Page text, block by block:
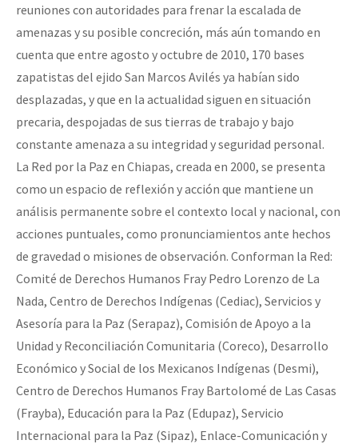
reuniones con autoridades para frenar la escalada de
amenazas y su posible concreción, más aún tomando en
cuenta que entre agosto y octubre de 2010, 170 bases
zapatistas del ejido San Marcos Avilés ya habían sido
desplazadas, y que en la actualidad siguen en situación
precaria, despojadas de sus tierras de trabajo y bajo
constante amenaza a su integridad y seguridad personal.
La Red por la Paz en Chiapas, creada en 2000, se presenta
como un espacio de reflexión y acción que mantiene un
análisis permanente sobre el contexto local y nacional, con
acciones puntuales, como pronunciamientos ante hechos
de gravedad o misiones de observación. Conforman la Red:
Comité de Derechos Humanos Fray Pedro Lorenzo de La
Nada, Centro de Derechos Indígenas (Cediac), Servicios y
Asesoría para la Paz (Serapaz), Comisión de Apoyo a la
Unidad y Reconciliación Comunitaria (Coreco), Desarrollo
Económico y Social de los Mexicanos Indígenas (Desmi),
Centro de Derechos Humanos Fray Bartolomé de Las Casas
(Frayba), Educación para la Paz (Edupaz), Servicio
Internacional para la Paz (Sipaz), Enlace-Comunicación y